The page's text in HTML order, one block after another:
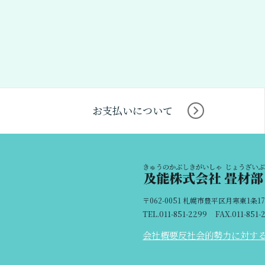
お支払いについて
〒062-0051 札幌市豊平区月寒東1条
TEL.011-851-2299 FAX.011-851-
会社概要反社会的勢力に対す